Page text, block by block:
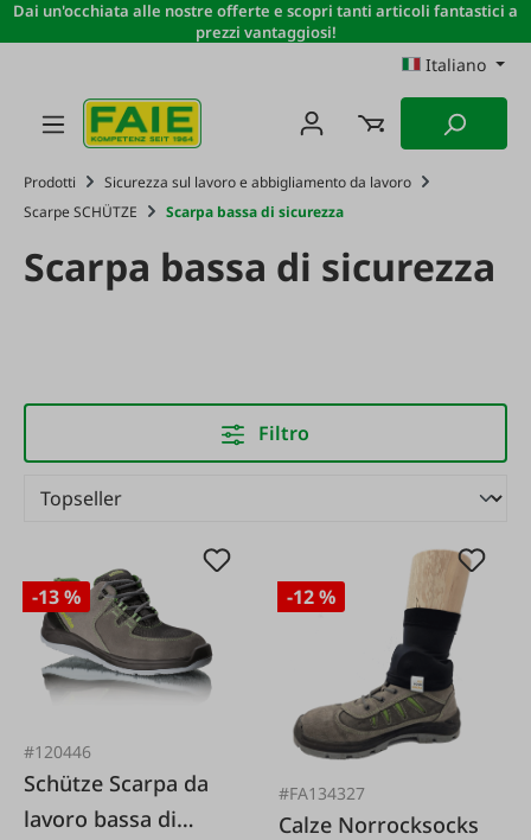
Passa al contenuto principale
Dai un'occhiata alle nostre offerte e scopri tanti articoli fantastici a
prezzi vantaggiosi!
Italiano
Prodotti
Sicurezza sul lavoro e abbigliamento da lavoro
Scarpe SCHÜTZE
Scarpa bassa di sicurezza
Scarpa bassa di sicurezza
Filtro
-13 %
#120446
Schütze Scarpa da
lavoro bassa di
-12 %
#FA134327
Calze Norrocksocks